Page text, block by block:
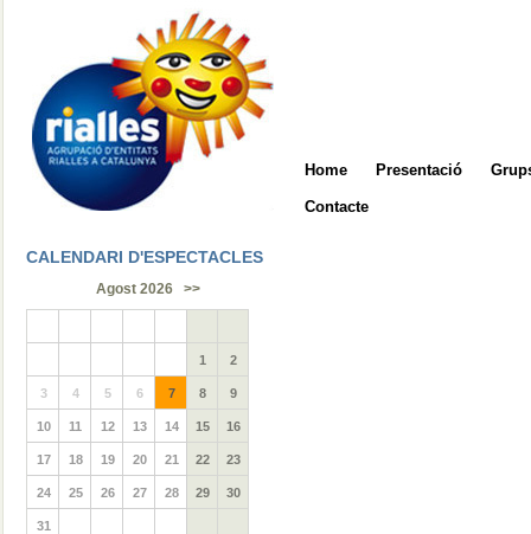
Home Presentació
Contacte
CALENDARI D'ESPECTACLES
Agost 2026 >>
1 2
3 4 5 6 7 8 9
10 11 12 13 14 15 16
17 18 19 20 21 22 23
24 25 26 27 28 29 30
31